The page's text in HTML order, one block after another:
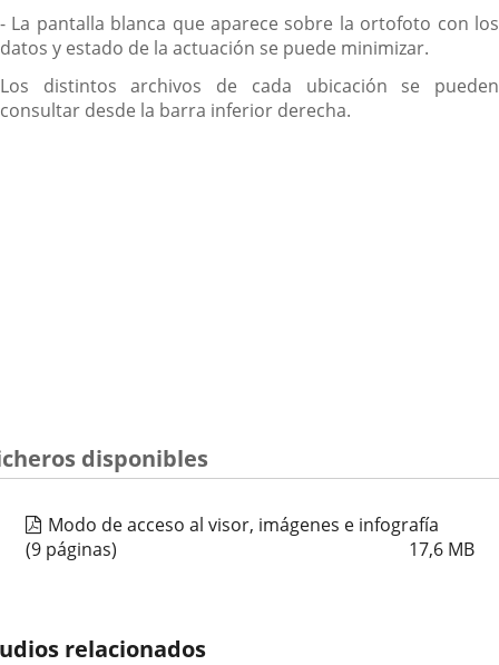
- La pantalla blanca que aparece sobre la ortofoto con los
datos y estado de la actuación se puede minimizar.
Los distintos archivos de cada ubicación se pueden
consultar desde la barra inferior derecha.
disponibles
Modo de acceso al visor, imágenes e infografía
17,6 MB
(9 páginas)
relacionados